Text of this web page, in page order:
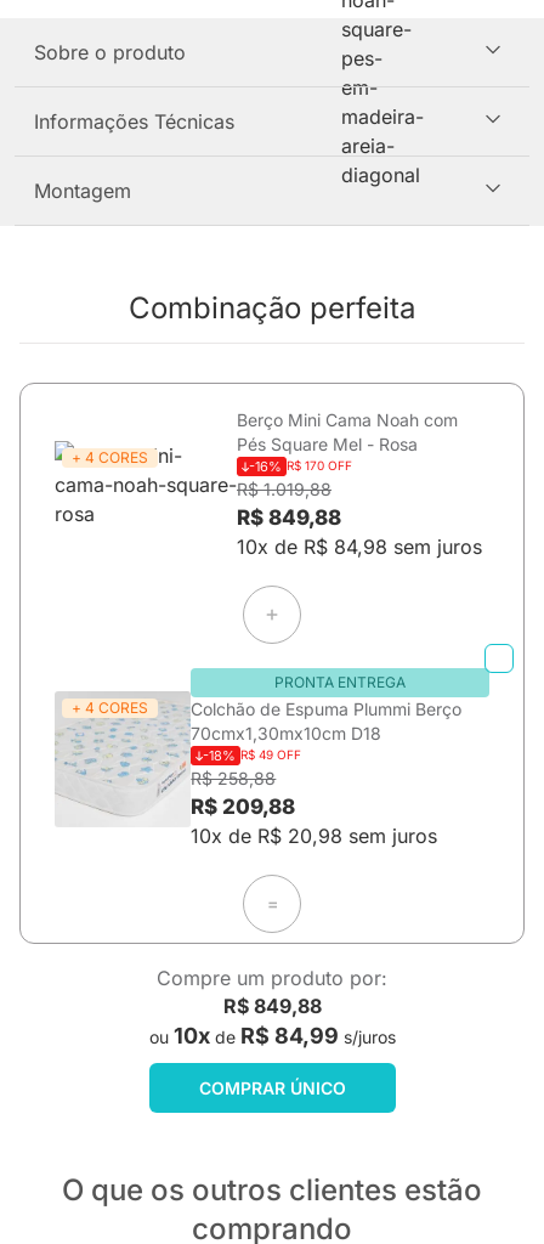
Sobre o produto
Informações Técnicas
Montagem
Combinação perfeita
+ 4 CORES
Berço Mini Cama Noah com
Pés Square Mel - Rosa
-16% R$ 170 OFF
R$ 1.019,88
R$ 849,88
10x de R$ 84,98 sem juros
+ 4 CORES
PRONTA ENTREGA
Colchão de Espuma Plummi Berço
70cmx1,30mx10cm D18
-18% R$ 49 OFF
R$ 258,88
R$ 209,88
10x de R$ 20,98 sem juros
=
Compre um produto por:
R$ 849,88
ou 10xde R$ 84,99 s/juros
COMPRAR ÚNICO
O que os outros clientes estão
comprando